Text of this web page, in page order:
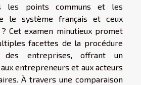
les points communs et les
le système français et ceux
Cet examen minutieux promet
facettes de la procédure
des entreprises, offrant un
entrepreneurs et aux acteurs
À travers une comparaison